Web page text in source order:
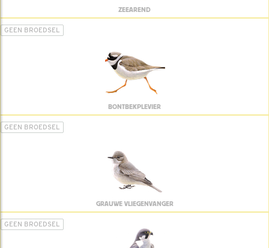
ZEEAREND
GEEN BROEDSEL
BONTBEKPLEVIER
GEEN BROEDSEL
GRAUWE VLIEGENVANGER
GEEN BROEDSEL